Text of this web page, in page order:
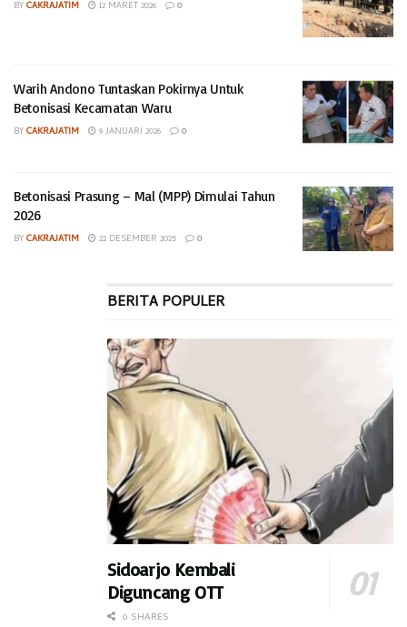
BYCAKRAJATIM 12 MARET 2026 0
Warih Andono Tuntaskan Pokirnya Untuk
Betonisasi Kecamatan Waru
BYCAKRAJATIM 9 JANUARI 2026 0
Betonisasi Prasung – Mal (MPP) Dimulai Tahun
2026
BYCAKRAJATIM 22 DESEMBER 2025 0
BERITA POPULER
Sidoarjo Kembali
Diguncang OTT
0 SHARES